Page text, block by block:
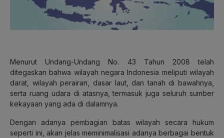
Menurut Undang-Undang No. 43 Tahun 2008 telah
ditegaskan bahwa wilayah negara Indonesia meliputi wilayah
darat, wilayah perairan, dasar laut, dan tanah di bawahnya,
serta ruang udara di atasnya, termasuk juga seluruh sumber
kekayaan yang ada di dalamnya.
Dengan adanya pembagian batas wilayah secara hukum
seperti ini, akan jelas meminimalisasi adanya berbagai bentuk